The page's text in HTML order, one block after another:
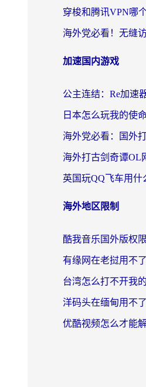
加速国内游戏
海外地区限制